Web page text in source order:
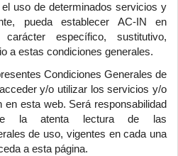
uso de determinados servicios y
pueda establecer AC-IN en
específico, sustitutivo,
a estas condiciones generales.
Condiciones Generales de
y/o utilizar los servicios y/o
en esta web. Será responsabilidad
la atenta lectura de las
de uso, vigentes en cada una
a esta página.